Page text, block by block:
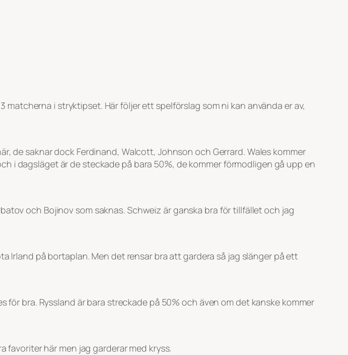
i stryktipset. Här följer ett spelförslag som ni kan använda er av,
de saknar dock Ferdinand, Walcott, Johnson och Gerrard. Wales kommer
i dagsläget är de steckade på bara 50%, de kommer förmodligen gå upp en
och Bojinov som saknas. Schweiz är ganska bra för tillfället och jag
Irland på bortaplan. Men det rensar bra att gardera så jag slänger på ett
bra. Ryssland är bara streckade på 50% och även om det kanske kommer
favoriter här men jag garderar med kryss.